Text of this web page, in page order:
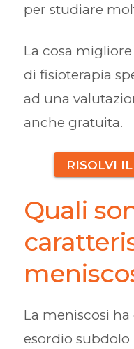
per studiare
La cosa
di fisioterapia
ad una
anche gratuita.
RISOLVI
Quali
La meniscosi
esordio